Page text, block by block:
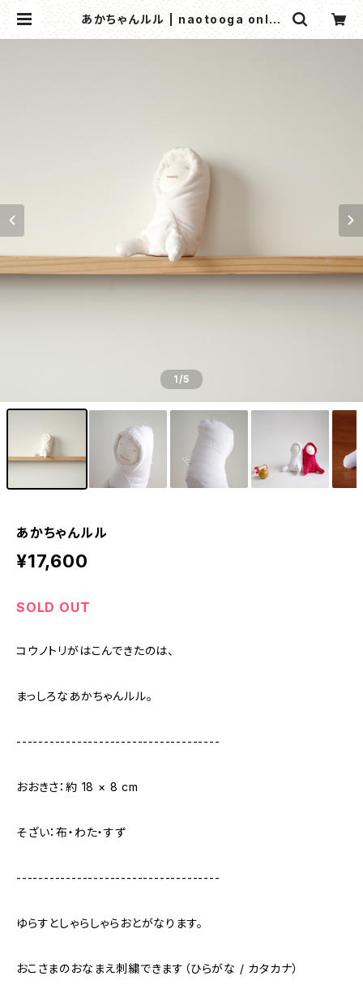
あかちゃんルル | naotooga onlin
e shop
1/5
あかちゃんルル
¥17,600
SOLD OUT
コウノトリがはこんできたのは、
まっしろなあかちゃんルル。
-------------------------------------
おおきさ：約 18 × 8 cm
そざい：布・わた・すず
-------------------------------------
ゆらすとしゃらしゃらおとがなります。
おこさまのおなまえ刺繍できます（ひらがな / カタカナ）